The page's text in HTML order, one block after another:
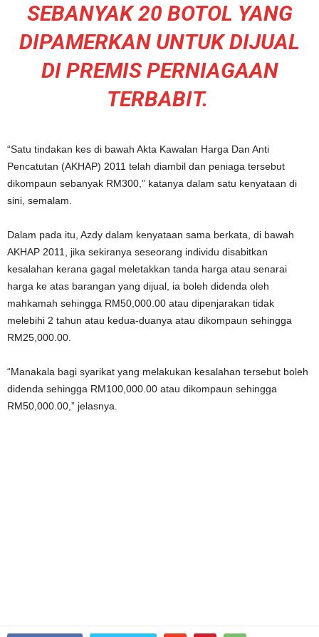
SEBANYAK 20 BOTOL YANG
DIPAMERKAN UNTUK DIJUAL
DI PREMIS PERNIAGAAN
TERBABIT.
“Satu tindakan kes di bawah Akta Kawalan Harga Dan Anti
Pencatutan (AKHAP) 2011 telah diambil dan peniaga tersebut
dikompaun sebanyak RM300,” katanya dalam satu kenyataan di
sini, semalam.
Dalam pada itu, Azdy dalam kenyataan sama berkata, di bawah
AKHAP 2011, jika sekiranya seseorang individu disabitkan
kesalahan kerana gagal meletakkan tanda harga atau senarai
harga ke atas barangan yang dijual, ia boleh didenda oleh
mahkamah sehingga RM50,000.00 atau dipenjarakan tidak
melebihi 2 tahun atau kedua-duanya atau dikompaun sehingga
RM25,000.00.
“Manakala bagi syarikat yang melakukan kesalahan tersebut boleh
didenda sehingga RM100,000.00 atau dikompaun sehingga
RM50,000.00,” jelasnya.